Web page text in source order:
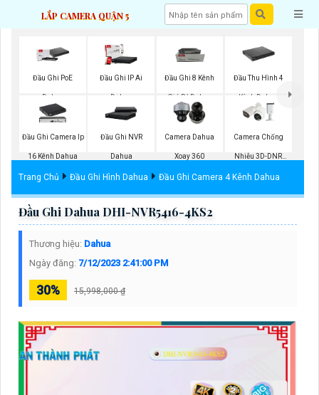
LẮP CAMERA QUẬN 5
Đầu Ghi PoE
Dahua
Đầu Ghi IP Ai
Dahua
Đầu Ghi 8 Kênh
Giá Rẻ Dahua
Đầu Thu Hình 4
Kênh Dahua
Đầu Ghi Camera Ip
16 Kênh Dahua
Đầu Ghi NVR
Dahua
Camera Dahua
Xoay 360
Camera Chống
Nhiễu 3D-DNR
Dahua
Trang Chủ Đầu Ghi Hình Dahua Đầu Ghi Camera 4 Kênh Dahua
Đầu Ghi Dahua DHI-NVR5416-4KS2
Thương hiệu: Dahua
Ngày đăng: 7/12/2023 2:41:00 PM
30% 15,998,000 ₫